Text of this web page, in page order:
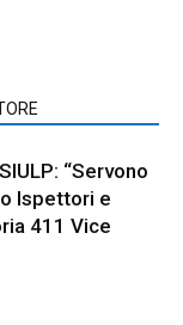
“Servono
Ispettori e
411 Vice